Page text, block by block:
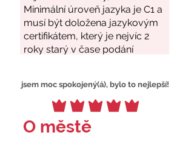
jsem moc spokojený(á), bylo to nejlepší!
O městě